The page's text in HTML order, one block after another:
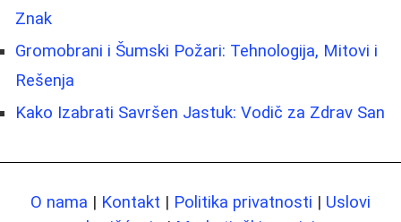
Znak
Gromobrani i Šumski Požari: Tehnologija, Mitovi i
Rešenja
Kako Izabrati Savršen Jastuk: Vodič za Zdrav San
O nama | Kontakt | Politika privatnosti | Uslovi